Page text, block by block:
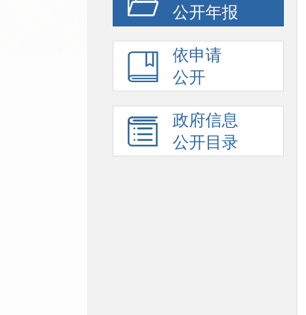
公开年报
依申请
公开
政府信息
公开目录